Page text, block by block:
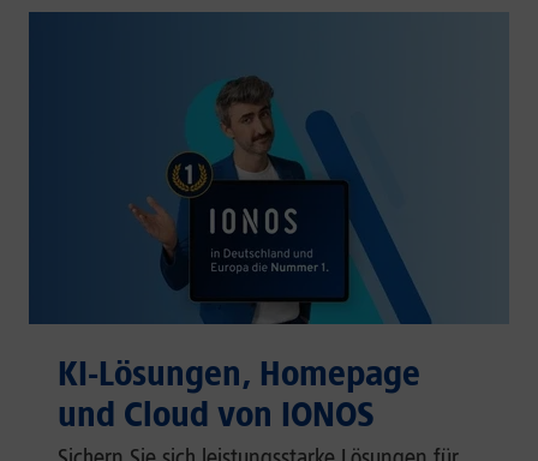
KI-Lösungen, Homepage
und Cloud von IONOS